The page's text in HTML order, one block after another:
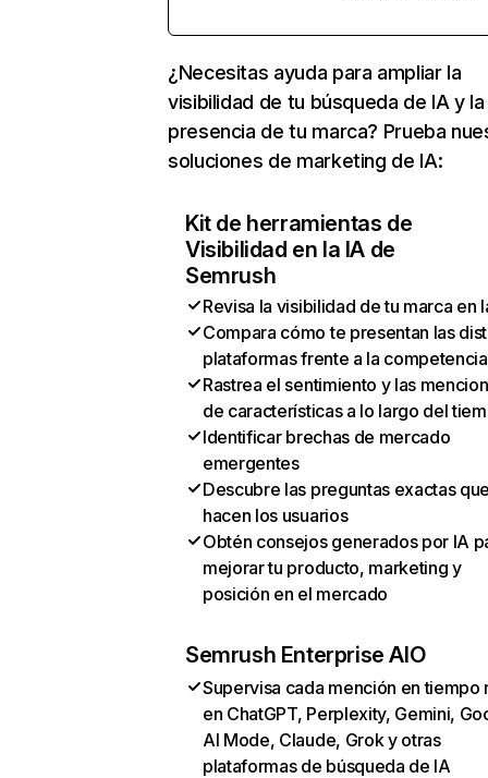
¿Necesitas ayuda para ampliar la
visibilidad de tu búsqueda de IA y la
presencia de tu marca? Prueba
soluciones de marketing de IA:
Kit de herramientas de
Visibilidad en la IA de
Semrush
Revisa la visibilidad de tu marca en
Compara cómo te presentan las
plataformas frente a la competencia
Rastrea el sentimiento y las
de características a lo largo del
Identificar brechas de mercado
emergentes
Descubre las preguntas exactas
hacen los usuarios
Obtén consejos generados por IA
mejorar tu producto, marketing y
posición en el mercado
Semrush Enterprise AIO
Supervisa cada mención en tiempo
en ChatGPT, Perplexity, Gemini,
AI Mode, Claude, Grok y otras
plataformas de búsqueda de IA